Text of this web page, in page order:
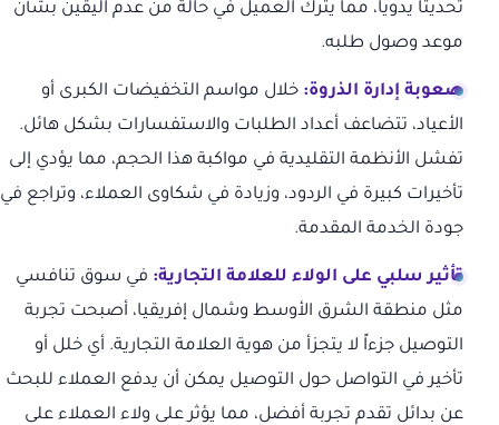
تحديثاً يدوياً، مما يترك العميل في حالة من عدم اليقين بشأن
موعد وصول طلبه.
صعوبة إدارة الذروة: خلال مواسم التخفيضات الكبرى أو
الأعياد، تتضاعف أعداد الطلبات والاستفسارات بشكل هائل.
تفشل الأنظمة التقليدية في مواكبة هذا الحجم، مما يؤدي إلى
تأخيرات كبيرة في الردود، وزيادة في شكاوى العملاء، وتراجع في
جودة الخدمة المقدمة.
تأثير سلبي على الولاء للعلامة التجارية: في سوق تنافسي
مثل منطقة الشرق الأوسط وشمال إفريقيا، أصبحت تجربة
التوصيل جزءاً لا يتجزأ من هوية العلامة التجارية. أي خلل أو
تأخير في التواصل حول التوصيل يمكن أن يدفع العملاء للبحث
عن بدائل تقدم تجربة أفضل، مما يؤثر على ولاء العملاء على